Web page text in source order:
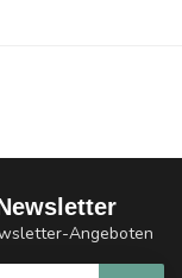
Angeboten